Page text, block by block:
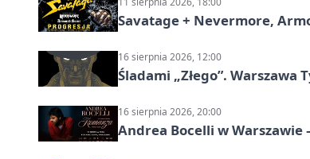
Savatage + Nevermore,
16 sierpnia 2026, 12:00
Śladami „Złego”. Warszawa
16 sierpnia 2026, 20:00
Andrea Bocelli w